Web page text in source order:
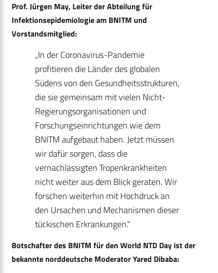
Prof. Jürgen May, Leiter der Abteilung für
Infektionsepidemiologie am BNITM und
Vorstandsmitglied:
„In der Coronavirus-Pandemie
profitieren die Länder des globalen
Südens von den Gesundheitsstrukturen,
die sie gemeinsam mit vielen Nicht-
Regierungsorganisationen und
Forschungseinrichtungen wie dem
BNITM aufgebaut haben. Jetzt müssen
wir dafür sorgen, dass die
vernachlässigten Tropenkrankheiten
nicht weiter aus dem Blick geraten. Wir
forschen weiterhin mit Hochdruck an
den Ursachen und Mechanismen dieser
tückischen Erkrankungen.“
Botschafter des BNITM für den World NTD Day ist der
bekannte norddeutsche Moderator Yared Dibaba: